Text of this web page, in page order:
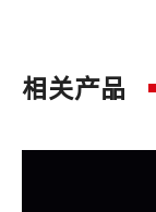
相关产品